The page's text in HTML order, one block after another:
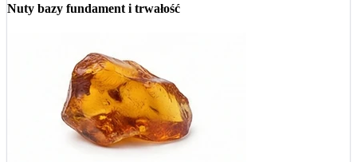
Nuty bazy fundament i trwałość